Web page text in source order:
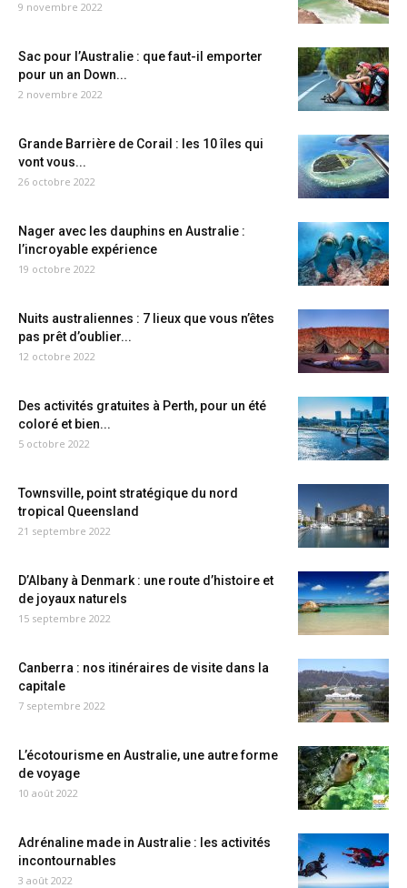
9 novembre 2022
Sac pour l’Australie : que faut-il emporter
pour un an Down...
2 novembre 2022
Grande Barrière de Corail : les 10 îles qui
vont vous...
26 octobre 2022
Nager avec les dauphins en Australie :
l’incroyable expérience
19 octobre 2022
Nuits australiennes : 7 lieux que vous n’êtes
pas prêt d’oublier...
12 octobre 2022
Des activités gratuites à Perth, pour un été
coloré et bien...
5 octobre 2022
Townsville, point stratégique du nord
tropical Queensland
21 septembre 2022
D’Albany à Denmark : une route d’histoire et
de joyaux naturels
15 septembre 2022
Canberra : nos itinéraires de visite dans la
capitale
7 septembre 2022
L’écotourisme en Australie, une autre forme
de voyage
10 août 2022
Adrénaline made in Australie : les activités
incontournables
3 août 2022